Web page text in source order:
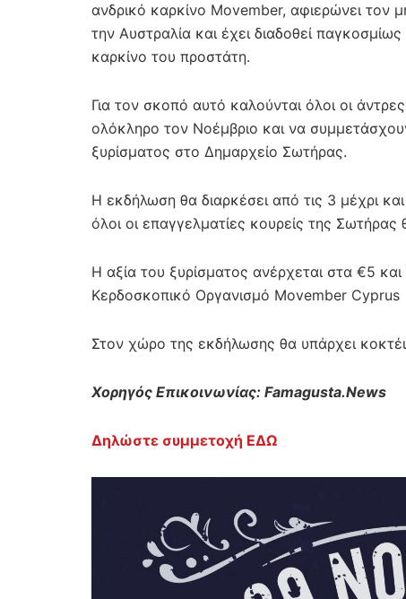
ανδρικό καρκίνο Movember, αφιερώνει τον
την Αυστραλία και έχει διαδοθεί
καρκίνο του προστάτη.
Για τον σκοπό αυτό καλούνται όλοι οι
ολόκληρο τον Νοέμβριο και να
ξυρίσματος στο Δημαρχείο Σωτήρας.
Η εκδήλωση θα διαρκέσει από τις 3 μέχρι
όλοι οι επαγγελματίες κουρείς της
Η αξία του ξυρίσματος ανέρχεται στα €5
Κερδοσκοπικό Οργανισμό Movember Cyprus
Στον χώρο της εκδήλωσης θα υπάρχει
Χορηγός Επικοινωνίας: Famagusta.News
Δηλώστε συμμετοχή ΕΔΩ